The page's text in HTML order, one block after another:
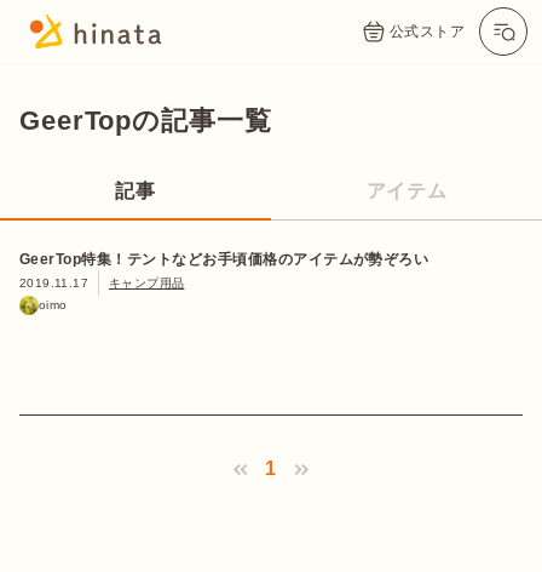
公式ストア
GeerTopの記事一覧
記事 アイテム
GeerTop特集！テントなどお手頃価格のアイテムが勢ぞろい
2019.11.17
キャンプ用品
oimo
1